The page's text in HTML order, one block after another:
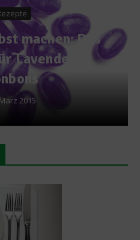
machen: Das
Lavendel-
2015